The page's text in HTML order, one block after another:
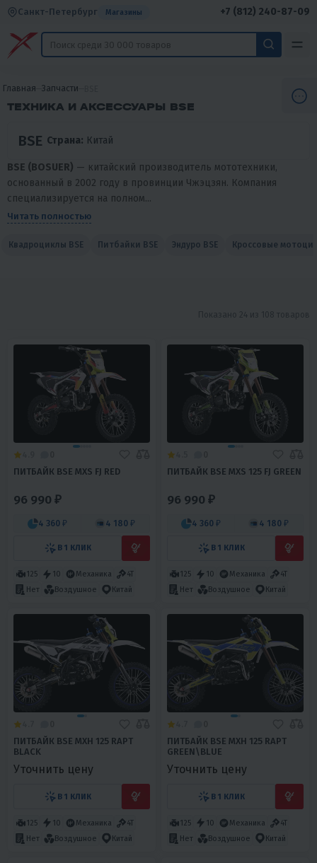
Санкт-Петербург Магазины +7 (812) 240-87-09
Главная Запчасти
ТЕХНИКА И АКСЕССУАРЫ BSE
BSE Страна: Китай
BSE (BOSUER) — китайский производитель мототехники,
основанный в 2002 году в провинции Чжэцзян. Компания
специализируется на полном...
Читать полностью
Квадроциклы BSE Питбайки BSE Эндуро BSE Кроссовые
ПИТБАЙК BSE MXS FJ RED
96 990 ₽
4 360 ₽ 4 180 ₽
В 1 КЛИК
125 10 Механика
4T
Нет
Воздушное Китай
ПИТБАЙК BSE MXS 125 FJ GREEN
96 990 ₽
4 360 ₽ 4 180 ₽
В 1 КЛИК
125 10 Механика
4T
Нет
Воздушное Китай
ПИТБАЙК BSE MXH 125 RAPT
BLACK
Уточнить цену
В 1 КЛИК
125 10 Механика
4T
Нет
Воздушное Китай
ПИТБАЙК BSE MXH 125 RAPT
GREEN\BLUE
Уточнить цену
В 1 КЛИК
125 10 Механика
4T
Нет
Воздушное Китай